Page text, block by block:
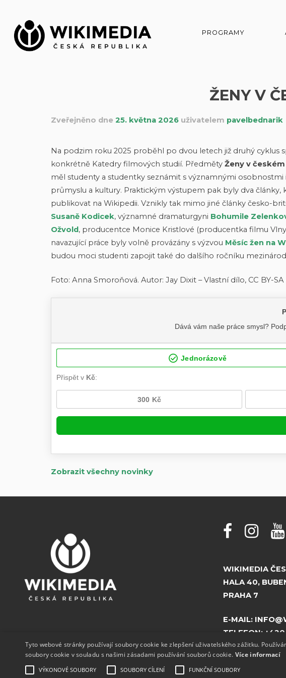
obsah
PROGRAMY
ŽENY V
Zveřejněno dne 25. května 2026uživatelem pavelbednarik
Na podzim roku 2025 proběhl po dvou letech již druhý cyklus
konkrétně Katedry filmových studií. Předměty Ženy v
měl studenty a studentky seznámit s významnými
průmyslu a kultury. Praktickým výstupem pak byly dva články,
publikovat na Wikipedii. Vznikly tak mimo jiné články česko-
Susaně Kodicek, významné dramaturgyni Bohumile
Ožvold, producentce Monice Kristlové (producentka filmu
navazující práce byly volně provázány s výzvou Měsíc žen na
budou moci studenti zapojit také do dalšího ročníku
Foto: Anna Smoroňová. Autor: Jay Dixit – Vlastní dílo, CC BY-SA
Zobrazit všechny novinky
WIKIMEDIA
HALA 40,
PRAHA 7
E-MAIL:
TELEFON:
Tyto webové stránky používají soubory cookie ke zlepšení uživatelského zážitku.
soubory cookie v souladu s našimi zásadami používání souborů cookie. Více informací
VÝKONOVÉ SOUBORY SOUBORY CÍLENÍ FUNKČNÍ SOUBORY